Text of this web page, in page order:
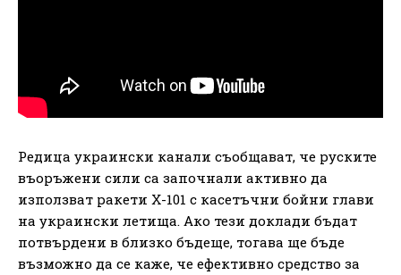
Редица украински канали съобщават, че руските
въоръжени сили са започнали активно да
използват ракети Х-101 с касетъчни бойни глави
на украински летища. Ако тези доклади бъдат
потвърдени в близко бъдеще, тогава ще бъде
възможно да се каже, че ефективно средство за